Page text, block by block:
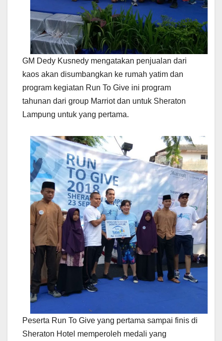
GM Dedy Kusnedy mengatakan penjualan dari
kaos akan disumbangkan ke rumah yatim dan
program kegiatan Run To Give ini program
tahunan dari group Marriot dan untuk Sheraton
Lampung untuk yang pertama.
Peserta Run To Give yang pertama sampai finis di
Sheraton Hotel memperoleh medali yang